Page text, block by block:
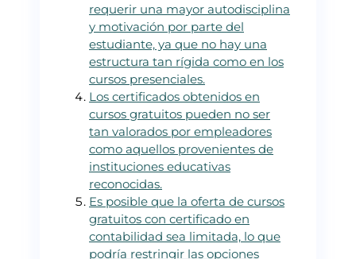
requerir una mayor autodisciplina
y motivación por parte del
estudiante, ya que no hay una
estructura tan rígida como en los
cursos presenciales.
Los certificados obtenidos en
cursos gratuitos pueden no ser
tan valorados por empleadores
como aquellos provenientes de
instituciones educativas
reconocidas.
Es posible que la oferta de cursos
gratuitos con certificado en
contabilidad sea limitada, lo que
podría restringir las opciones